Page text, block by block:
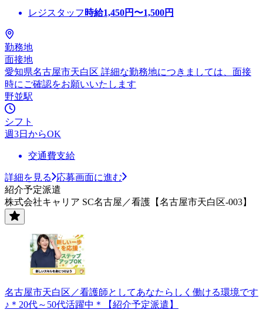
レジスタッフ 時給1,450円〜1,500円
勤務地
面接地
愛知県名古屋市天白区 詳細な勤務地につきましては、面接
時にご確認をお願いいたします
野並駅
シフト
週3日からOK
交通費支給
詳細を見る
応募画面に進む
紹介予定派遣
株式会社キャリア SC名古屋／看護【名古屋市天白区-003】
名古屋市天白区／看護師としてあなたらしく働ける環境です
♪＊20代～50代活躍中＊【紹介予定派遣】